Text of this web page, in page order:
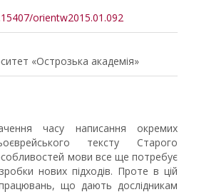
orientw2015.01.092
«Острозька академія»
часу написання окремих
тексту Старого
мови все ще потребує
нових підходів. Проте в цій
що дають дослідникам